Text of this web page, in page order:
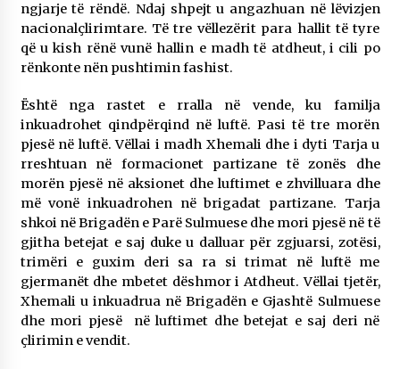
ngjarje të rëndë. Ndaj shpejt u angazhuan në lëvizjen
nacionalçlirimtare. Të tre vëllezërit para hallit të tyre
që u kish rënë vunë hallin e madh të atdheut, i cili po
rënkonte nën pushtimin fashist.
Është nga rastet e rralla në vende, ku familja
inkuadrohet qindpërqind në luftë. Pasi të tre morën
pjesë në luftë. Vëllai i madh Xhemali dhe i dyti Tarja u
rreshtuan në formacionet partizane të zonës dhe
morën pjesë në aksionet dhe luftimet e zhvilluara dhe
më vonë inkuadrohen në brigadat partizane. Tarja
shkoi në Brigadën e Parë Sulmuese dhe mori pjesë në të
gjitha betejat e saj duke u dalluar për zgjuarsi, zotësi,
trimëri e guxim deri sa ra si trimat në luftë me
gjermanët dhe mbetet dëshmor i Atdheut. Vëllai tjetër,
Xhemali u inkuadrua në Brigadën e Gjashtë Sulmuese
dhe mori pjesë në luftimet dhe betejat e saj deri në
çlirimin e vendit.